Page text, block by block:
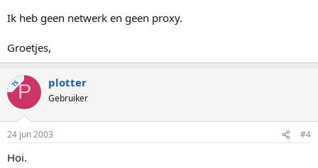
Ik heb geen netwerk en geen proxy.
Groetjes,
TSP plotter
Gebruiker
24 jun 2003 #4
Hoi.